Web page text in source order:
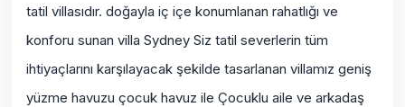
tatil villasıdır. doğayla iç içe konumlanan rahatlığı ve
konforu sunan villa Sydney Siz tatil severlerin tüm
ihtiyaçlarını karşılayacak şekilde tasarlanan villamız geniş
yüzme havuzu çocuk havuz ile Çocuklu aile ve arkadaş